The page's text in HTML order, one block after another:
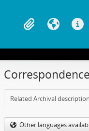
Correspondence
Related Archival
Other languages